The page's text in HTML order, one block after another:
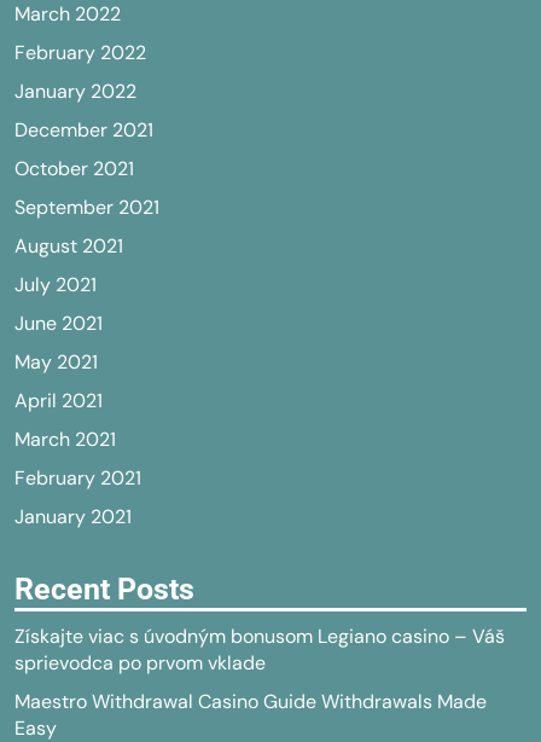
March 2022
February 2022
January 2022
December 2021
October 2021
September 2021
August 2021
July 2021
June 2021
May 2021
April 2021
March 2021
February 2021
January 2021
Recent Posts
Získajte viac s úvodným bonusom Legiano casino – Váš
sprievodca po prvom vklade
Maestro Withdrawal Casino Guide Withdrawals Made
Easy